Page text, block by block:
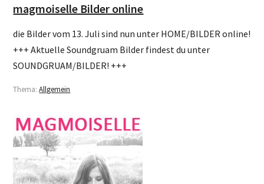
magmoiselle Bilder online
die Bilder vom 13. Juli sind nun unter HOME/BILDER online!
+++ Aktuelle Soundgruam Bilder findest du unter
SOUNDGRUAM/BILDER! +++
Thema:Allgemein